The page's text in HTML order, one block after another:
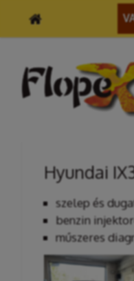
Hyundai
szelep és
benzin
műszeres